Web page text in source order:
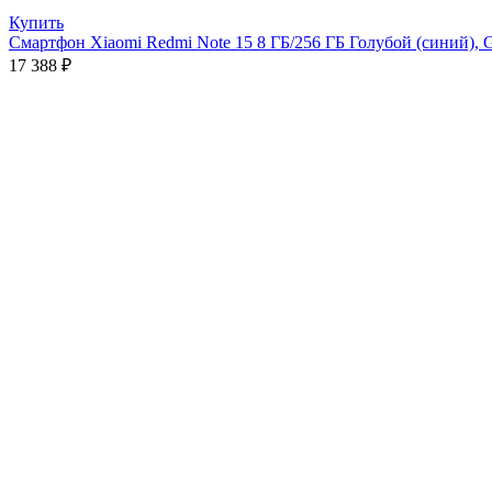
Купить
Смартфон Xiaomi Redmi Note 15 8 ГБ/256 ГБ Голубой (синий),
17 388 ₽